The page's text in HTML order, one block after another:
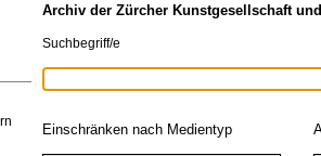
Archiv der Zürcher Kunstgesellschaft
Suchbegriff/e
Einschränken nach Medientyp